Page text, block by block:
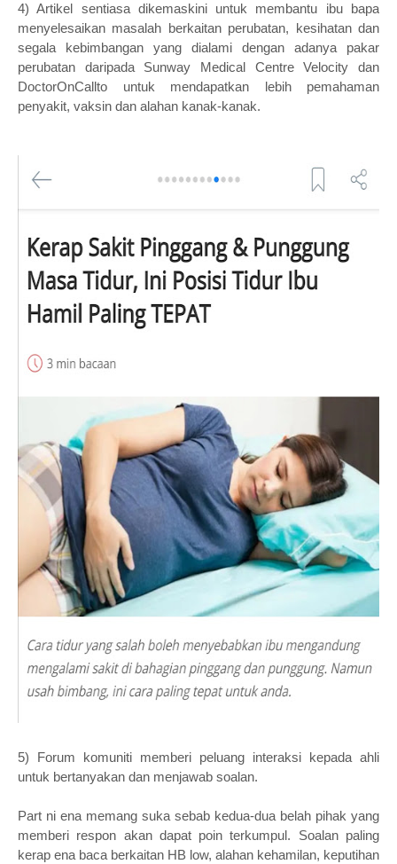
4) Artikel sentiasa dikemaskini untuk membantu ibu bapa
menyelesaikan masalah berkaitan perubatan, kesihatan dan
segala kebimbangan yang dialami dengan adanya pakar
perubatan daripada Sunway Medical Centre Velocity dan
DoctorOnCallto untuk mendapatkan lebih pemahaman
penyakit, vaksin dan alahan kanak-kanak.
5) Forum komuniti memberi peluang interaksi kepada ahli
untuk bertanyakan dan menjawab soalan.
Part ni ena memang suka sebab kedua-dua belah pihak yang
memberi respon akan dapat poin terkumpul. Soalan paling
kerap ena baca berkaitan HB low, alahan kehamilan, keputihan